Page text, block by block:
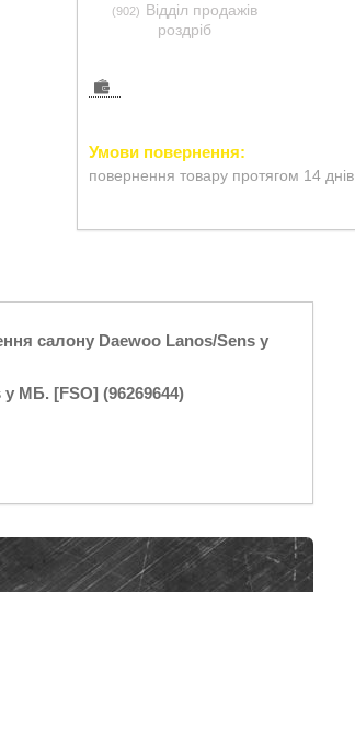
902
Відділ продажів
роздріб
повернення товару протягом 14 днів
салону Daewoo Lanos/Sens у
МБ. [FSO] (96269644)